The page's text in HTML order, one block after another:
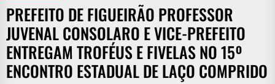
PREFEITO DE FIGUEIRÃO PROFESSOR
JUVENAL CONSOLARO E VICE-PREFEITO
ENTREGAM TROFÉUS E FIVELAS NO 15º
ENCONTRO ESTADUAL DE LAÇO COMPRIDO